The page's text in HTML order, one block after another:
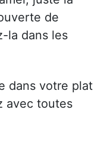
de
la dans les
dans votre plat
avec toutes